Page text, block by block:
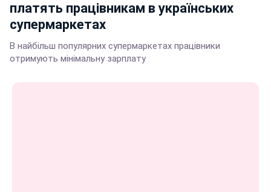
платять працівникам в українських
супермаркетах
В найбільш популярних супермаркетах працівники
отримують мінімальну зарплату